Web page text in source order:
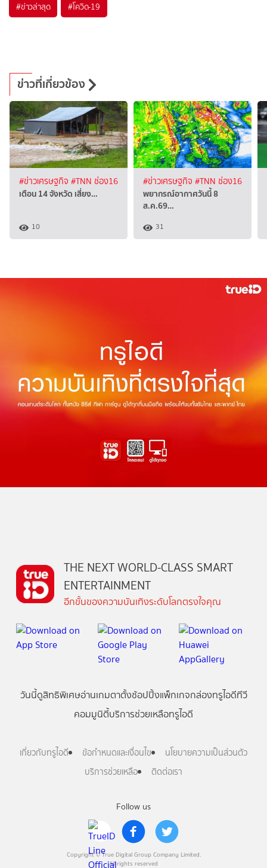
#ข่าวล่าสุด #โควิด-19
ข่าวที่เกี่ยวข้อง
#ข่าวเศรษฐกิจ #TNN ช่อง16
เตือน 14 จังหวัด เสี่ยง…
10
#ข่าวเศรษฐกิจ #TNN ช่อง16
พยากรณ์อากาศวันนี้ 8
ส.ค.69…
31
Follow us
Copyright © True Digital Group Company Limited.
All rights reserved
THE NEXT WORLD-CLASS SMART
ENTERTAINMENT
อีกขั้นของความบันเทิงระดับโลกตรงใจคุณ
วันนี้ดูสิทธิพิเศษอ่านเกมตาตั้งช้อปปิ้งแพ็กเกจกล่องทรูไอดีทีวี
คอมมูนิตี้บริการช่วยเหลือทรูไอดี
เกี่ยวกับทรูไอดี ข้อกำหนดและเงื่อนไข
นโยบายความเป็นส่วนตัว
บริการช่วยเหลือ
ติดต่อเรา